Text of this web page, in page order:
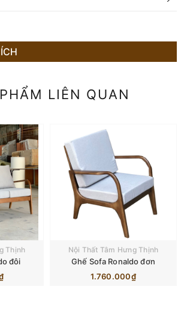
LIÊN QUAN
Thịnh
đôi
Nội Thất Tâm Hưng Thịnh
Ghế Sofa Ronaldo đơn
1.760.000₫